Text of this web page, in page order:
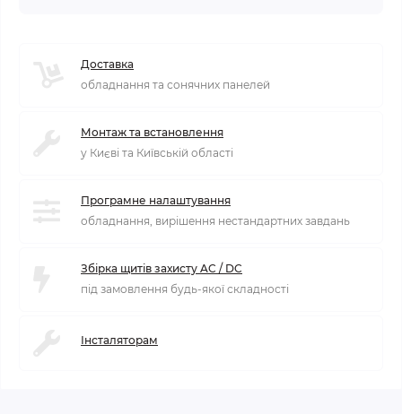
Доставка
обладнання та сонячних панелей
Монтаж та встановлення
у Києві та Київській області
Програмне налаштування
обладнання, вирішення нестандартних завдань
Збірка щитів захисту AC / DC
під замовлення будь-якої складності
Інсталяторам